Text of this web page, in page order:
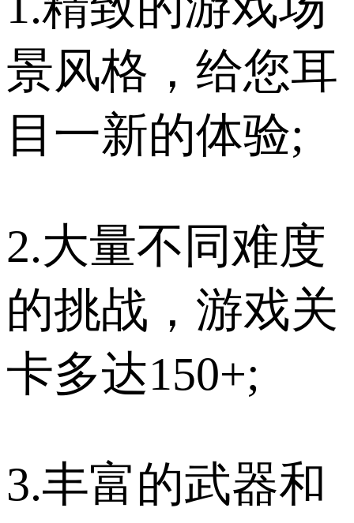
景风格，给您耳
目一新的体验;
2.大量不同难度
的挑战，游戏关
卡多达150+;
3.丰富的武器和